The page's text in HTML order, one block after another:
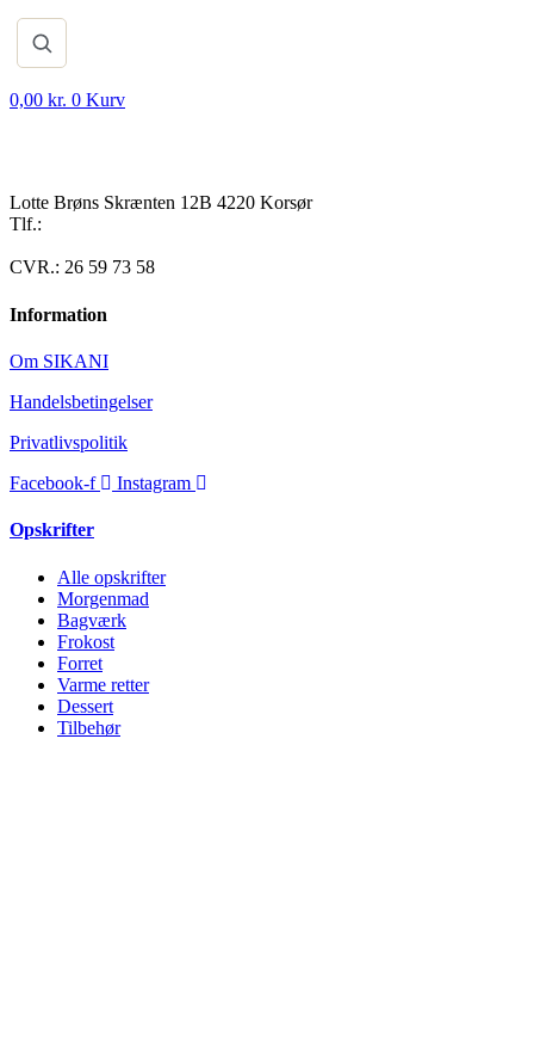
0,00 kr. 0 Kurv
Lotte Brøns Skrænten 12B 4220 Korsør
Tlf.:
CVR.: 26 59 73 58
Information
Om SIKANI
Handelsbetingelser
Privatlivspolitik
Facebook-f
Instagram
Opskrifter
Alle opskrifter
Morgenmad
Bagværk
Frokost
Forret
Varme retter
Dessert
Tilbehør